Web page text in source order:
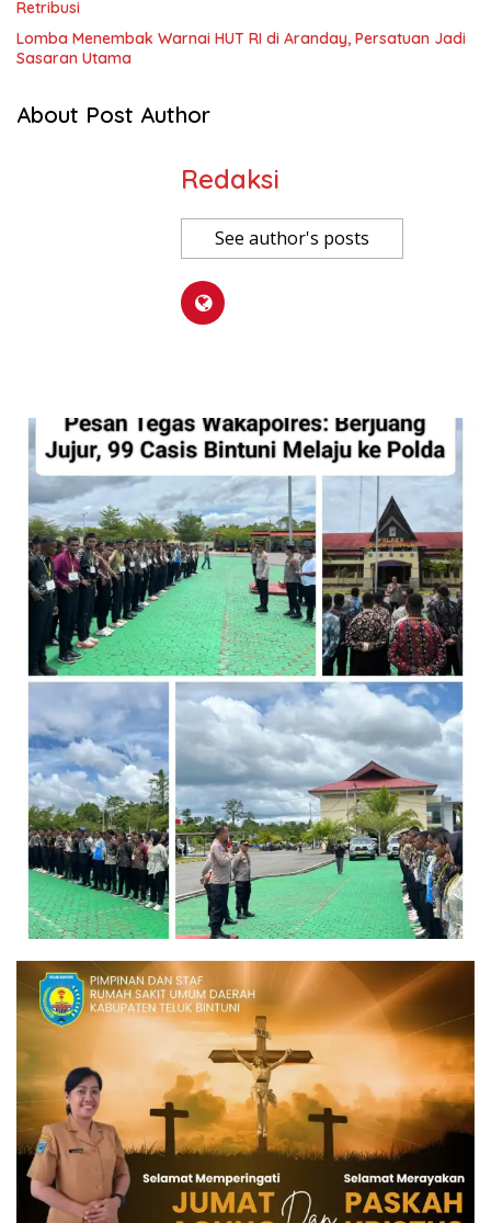
Retribusi
Lomba Menembak Warnai HUT RI di Aranday, Persatuan Jadi
Sasaran Utama
About Post Author
Redaksi
See author's posts